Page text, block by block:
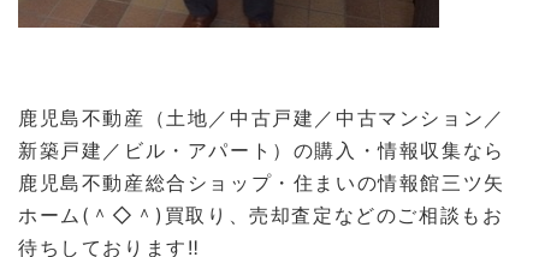
鹿児島不動産（土地／中古戸建／中古マンション／
新築戸建／ビル・アパート）の購入・情報収集なら
鹿児島不動産総合ショップ・住まいの情報館三ツ矢
ホーム(＾◇＾) 買取り、売却査定などのご相談もお
待ちしております‼